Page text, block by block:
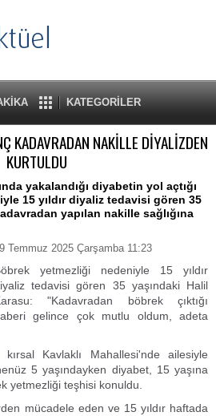
KATEGORİLER
KADAVRADAN NAKİLLE DİYALİZDEN
KURTULDU
yakalandığı diyabetin yol açtığı
15 yıldır diyaliz tedavisi gören 35
yapılan nakille sağlığına
Temmuz 2025 Çarşamba 11:23
yetmezliği nedeniyle 15 yıldır
tedavisi gören 35 yaşındaki Halil
"Kadavradan böbrek çıktığı
gelince çok mutlu oldum, adeta
Kavlaklı Mahallesi'nde ailesiyle
5 yaşındayken diyabet, 15 yaşına
yetmezliği teşhisi konuldu.
mücadele eden ve 15 yıldır haftada